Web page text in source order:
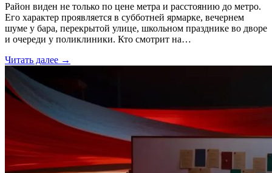
Район виден не только по цене метра и расстоянию до метро.
Его характер проявляется в субботней ярмарке, вечернем
шуме у бара, перекрытой улице, школьном празднике во дворе
и очереди у поликлиники. Кто смотрит на…
Читать далее →